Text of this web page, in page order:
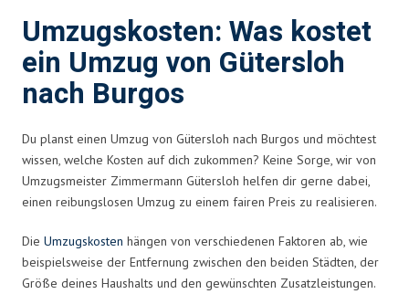
Umzugskosten: Was kostet
ein Umzug von Gütersloh
nach Burgos
Du planst einen Umzug von Gütersloh nach Burgos und möchtest
wissen, welche Kosten auf dich zukommen? Keine Sorge, wir von
Umzugsmeister Zimmermann Gütersloh helfen dir gerne dabei,
einen reibungslosen Umzug zu einem fairen Preis zu realisieren.
Die Umzugskosten hängen von verschiedenen Faktoren ab, wie
beispielsweise der Entfernung zwischen den beiden Städten, der
Größe deines Haushalts und den gewünschten Zusatzleistungen.